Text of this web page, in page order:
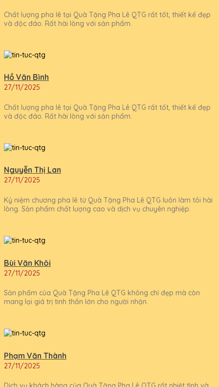
Chất lượng pha lê tại Quà Tặng Pha Lê QTG rất tốt, thiết kế đẹp
và độc đáo. Rất hài lòng với sản phẩm.
Hồ Văn Bình
27/11/2025
Chất lượng pha lê tại Quà Tặng Pha Lê QTG rất tốt, thiết kế đẹp
và độc đáo. Rất hài lòng với sản phẩm.
Nguyễn Thị Lan
27/11/2025
Kỷ niệm chương pha lê từ Quà Tặng Pha Lê QTG luôn làm tôi hài
lòng. Sản phẩm chất lượng cao và dịch vụ chuyên nghiệp.
Bùi Văn Khôi
27/11/2025
Sản phẩm của Quà Tặng Pha Lê QTG không chỉ đẹp mà còn
mang lại giá trị tinh thần lớn cho người nhận.
Phạm Văn Thành
27/11/2025